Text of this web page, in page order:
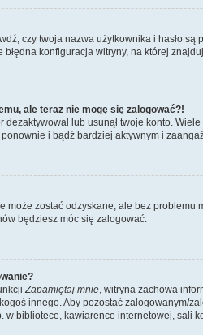
czy twoja nazwa użytkownika i hasło
konfiguracja witryny, na której
ale teraz nie mogę się zalogować?!
lub usunął twoje konto.
i bądź bardziej aktywnym i
może zostać odzyskane, ale bez
będziesz móc się zalogować.
Zapamiętaj mnie , witryna zachowa
innego. Aby pozostać zalogowanym/
bibliotece, kawiarence internetowej, sali